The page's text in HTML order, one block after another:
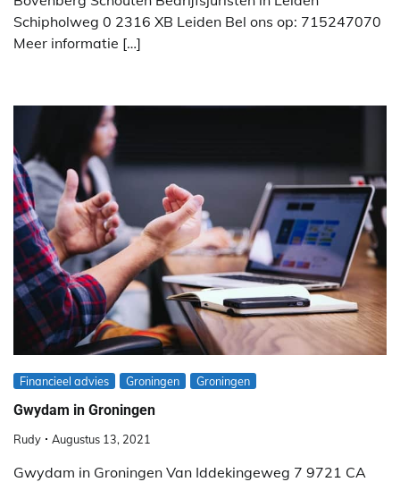
Schipholweg 0 2316 XB Leiden Bel ons op: 715247070
Meer informatie […]
Financieel advies Groningen Groningen
Gwydam in Groningen
Rudy Augustus 13, 2021
Gwydam in Groningen Van Iddekingeweg 7 9721 CA